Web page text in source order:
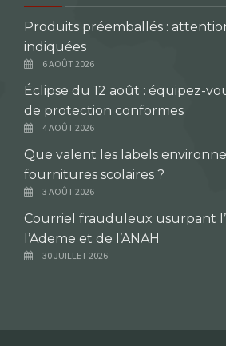
Produits préemballés :
indiquées
6 AOÛT 2026
Éclipse du 12 août : équipez-
de protection conformes
4 AOÛT 2026
Que valent les labels
fournitures scolaires ?
3 AOÛT 2026
Courriel frauduleux usurpant
l’Ademe et de l’ANAH
30 JUILLET 2026